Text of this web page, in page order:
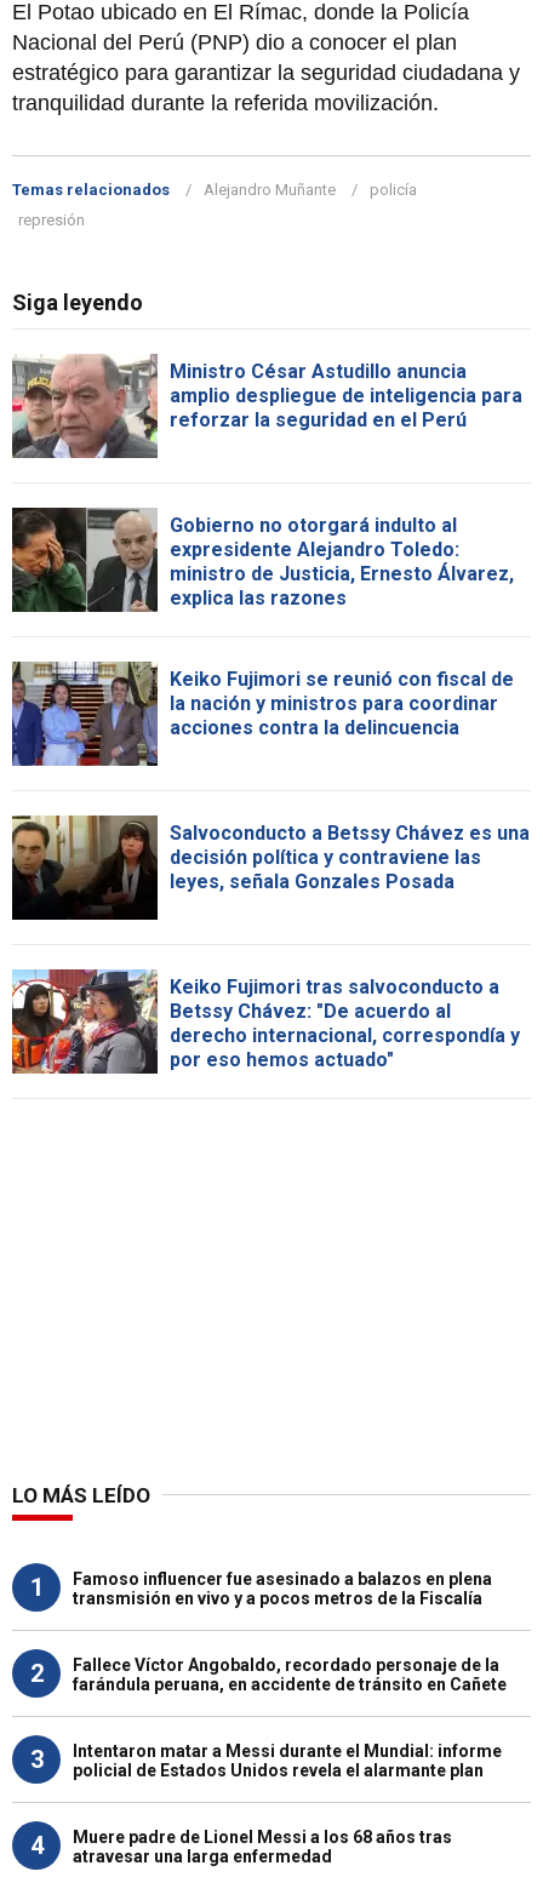
El Potao ubicado en El Rímac, donde la Policía
Nacional del Perú (PNP) dio a conocer el plan
estratégico para garantizar la seguridad ciudadana y
tranquilidad durante la referida movilización.
Temas relacionados Alejandro Muñante
policía
represión
Siga leyendo
Ministro César Astudillo anuncia
amplio despliegue de inteligencia para
reforzar la seguridad en el Perú
Gobierno no otorgará indulto al
expresidente Alejandro Toledo:
ministro de Justicia, Ernesto Álvarez,
explica las razones
Keiko Fujimori se reunió con fiscal de
la nación y ministros para coordinar
acciones contra la delincuencia
Salvoconducto a Betssy Chávez es una
decisión política y contraviene las
leyes, señala Gonzales Posada
Keiko Fujimori tras salvoconducto a
Betssy Chávez: "De acuerdo al
derecho internacional, correspondía y
por eso hemos actuado"
LO MÁS LEÍDO
1
Famoso influencer fue asesinado a balazos en plena
transmisión en vivo y a pocos metros de la Fiscalía
2
Fallece Víctor Angobaldo, recordado personaje de la
farándula peruana, en accidente de tránsito en Cañete
3
Intentaron matar a Messi durante el Mundial: informe
policial de Estados Unidos revela el alarmante plan
4
Muere padre de Lionel Messi a los 68 años tras
atravesar una larga enfermedad